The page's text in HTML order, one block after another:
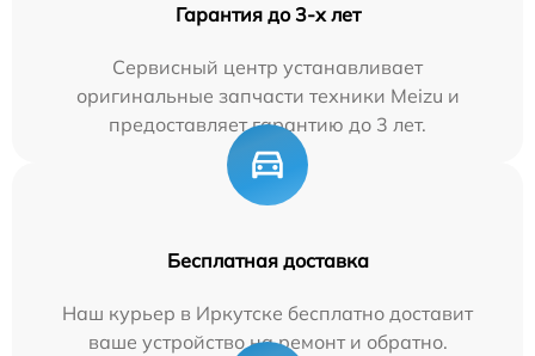
Гарантия до 3-х лет
Сервисный центр устанавливает
оригинальные запчасти техники Meizu и
предоставляет гарантию до 3 лет.
Бесплатная доставка
Наш курьер в Иркутске бесплатно доставит
ваше устройство на ремонт и обратно.